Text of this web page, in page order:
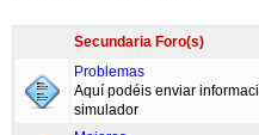
Secundaria Foro(s)
Problemas
Aquí podéis enviar
simulador